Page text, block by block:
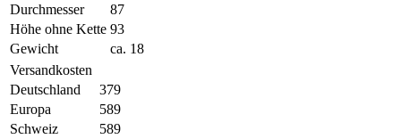
Durchmesser
87
Höhe ohne Kette 93
Gewicht
ca. 18
Versandkosten
Deutschland
379
Europa
589
Schweiz
589